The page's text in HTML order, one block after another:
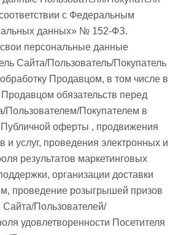
с Федеральным
данных» № 152-ФЗ.
персональные данные
Сайта/Пользователь/Покупатель
Продавцом, в том числе в
обязательств перед
Пользователем/Покупателем в
оферты , продвижения
и услуг, проведения электронных и
результатов маркетинговых
организации доставки
проведение розыгрышей призов
Сайта/Пользователей/
удовлетворенности Посетителя